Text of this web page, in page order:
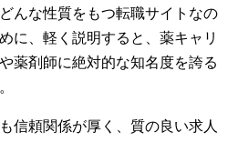
んな性質をもつ転職サイトなの
に、軽く説明すると、薬キャリ
薬剤師に絶対的な知名度を誇る
信頼関係が厚く、質の良い求人